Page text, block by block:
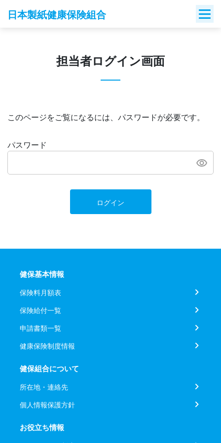
日本製紙健康保険組合
担当者ログイン画面
このページをご覧になるには、パスワードが必要です。
パスワード
ログイン
健保基本情報
保険料月額表
保険給付一覧
申請書類一覧
健康保険制度情報
健保組合について
所在地・連絡先
個人情報保護方針
お役立ち情報